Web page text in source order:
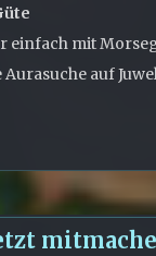
einfach mit
auf